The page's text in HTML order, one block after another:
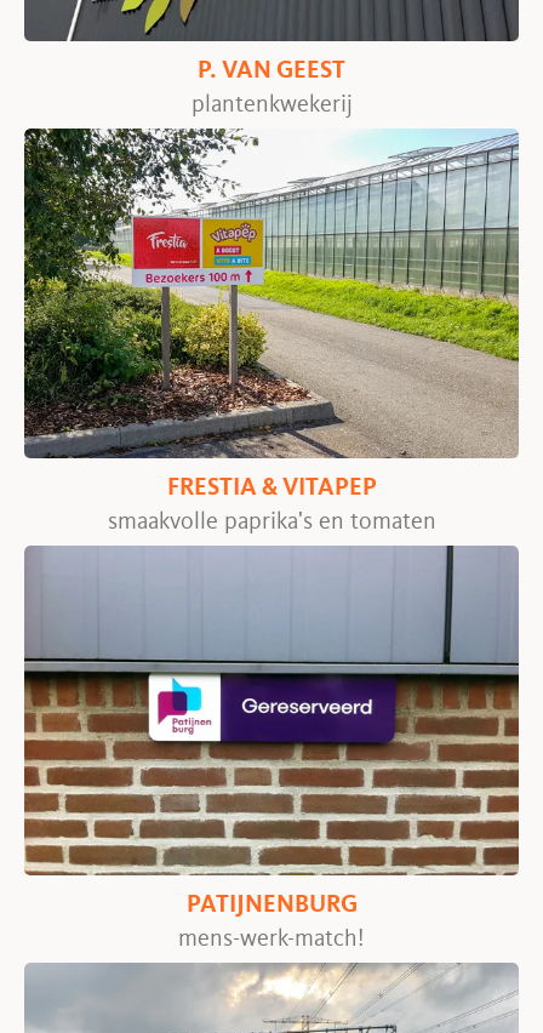
P. VAN GEEST
plantenkwekerij
FRESTIA & VITAPEP
smaakvolle paprika's en tomaten
PATIJNENBURG
mens-werk-match!